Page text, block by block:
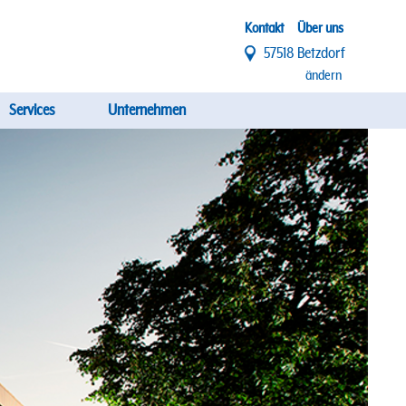
Top
Menü
Kontakt Über uns
57518 Betzdorf
ändern
Services Unternehmen